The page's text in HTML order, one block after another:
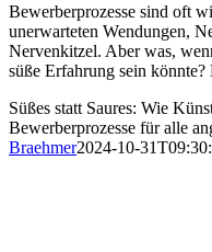
Bewerberprozesse sind oft
unerwarteten Wendungen,
Nervenkitzel. Aber was,
süße Erfahrung sein könnte?
Süßes statt Saures: Wie
Bewerberprozesse für alle
Braehmer2024-10-